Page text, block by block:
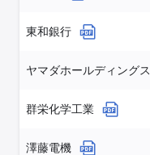
東和銀行
ヤマダホールディングス
群栄化学工業
澤藤電機